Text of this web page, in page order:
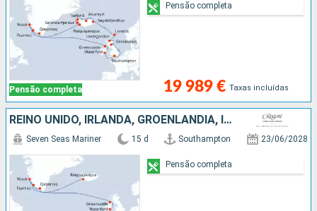
Pensão completa 19 989 € Taxas incluídas
Pensão completa
REINO UNIDO, IRLANDA, GROENLANDIA, ISLÂNDIA
Seven Seas Mariner 15 d Southampton 23/06/2028
Pensão completa